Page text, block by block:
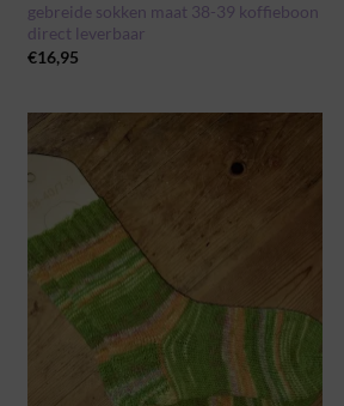
gebreide sokken maat 38-39 koffieboon
direct leverbaar
€16,95
Toevoegen